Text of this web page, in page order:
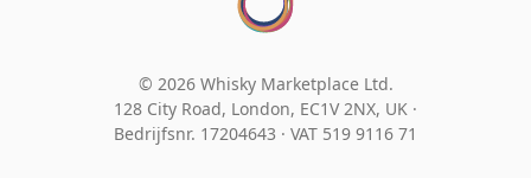
© 2026 Whisky Marketplace Ltd.
128 City Road, London, EC1V 2NX, UK ·
Bedrijfsnr. 17204643 · VAT 519 9116 71